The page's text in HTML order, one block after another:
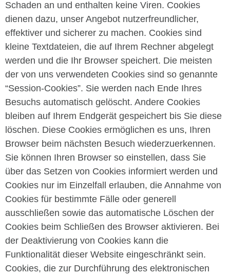
Schaden an und enthalten keine Viren. Cookies
dienen dazu, unser Angebot nutzerfreundlicher,
effektiver und sicherer zu machen. Cookies sind
kleine Textdateien, die auf Ihrem Rechner abgelegt
werden und die Ihr Browser speichert. Die meisten
der von uns verwendeten Cookies sind so genannte
“Session-Cookies”. Sie werden nach Ende Ihres
Besuchs automatisch gelöscht. Andere Cookies
bleiben auf Ihrem Endgerät gespeichert bis Sie diese
löschen. Diese Cookies ermöglichen es uns, Ihren
Browser beim nächsten Besuch wiederzuerkennen.
Sie können Ihren Browser so einstellen, dass Sie
über das Setzen von Cookies informiert werden und
Cookies nur im Einzelfall erlauben, die Annahme von
Cookies für bestimmte Fälle oder generell
ausschließen sowie das automatische Löschen der
Cookies beim Schließen des Browser aktivieren. Bei
der Deaktivierung von Cookies kann die
Funktionalität dieser Website eingeschränkt sein.
Cookies, die zur Durchführung des elektronischen